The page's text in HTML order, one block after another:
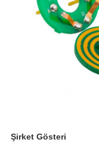
Şirket Gösteri